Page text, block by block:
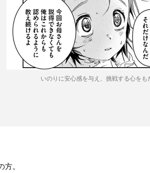
いのりに安心感を与え、挑戦する心をも
方。